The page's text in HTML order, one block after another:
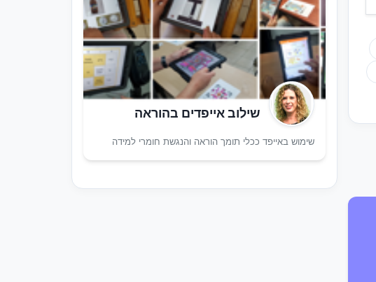
שילוב אייפדים בהוראה
שימוש באייפד ככלי תומך הוראה והנגשת חומרי למידה